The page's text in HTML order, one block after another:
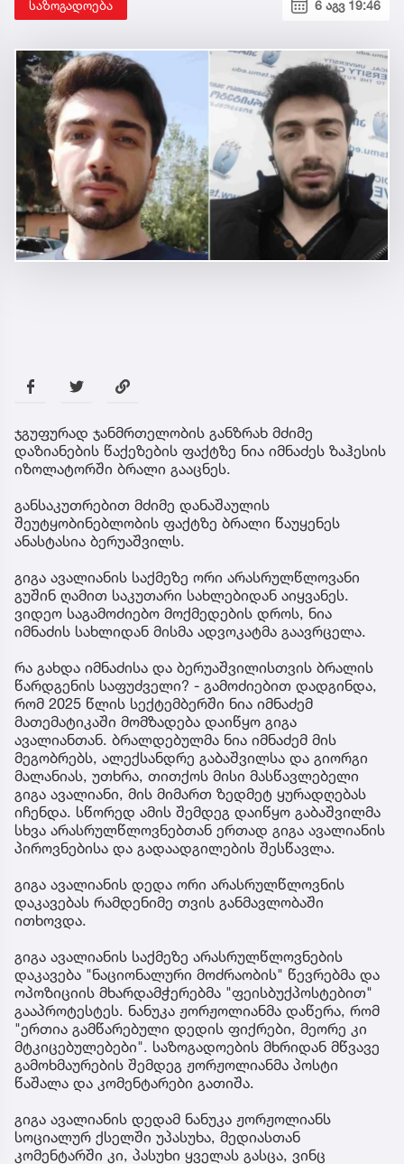
საზოგადოება 6 აგვ 19:46
ჯგუფურად ჯანმრთელობის განზრახ მძიმე
დაზიანების წაქეზების ფაქტზე ნია იმნაძეს ზაჰესის
იზოლატორში ბრალი გააცნეს.
განსაკუთრებით მძიმე დანაშაულის
შეუტყობინებლობის ფაქტზე ბრალი წაუყენეს
ანასტასია ბერუაშვილს.
გიგა ავალიანის საქმეზე ორი არასრულწლოვანი
გუშინ ღამით საკუთარი სახლებიდან აიყვანეს.
ვიდეო საგამოძიებო მოქმედების დროს, ნია
იმნაძის სახლიდან მისმა ადვოკატმა გაავრცელა.
რა გახდა იმნაძისა და ბერუაშვილისთვის ბრალის
წარდგენის საფუძველი? - გამოძიებით დადგინდა,
რომ 2025 წლის სექტემბერში ნია იმნაძემ
მათემატიკაში მომზადება დაიწყო გიგა
ავალიანთან. ბრალდებულმა ნია იმნაძემ მის
მეგობრებს, ალექსანდრე გაბაშვილსა და გიორგი
მალანიას, უთხრა, თითქოს მისი მასწავლებელი
გიგა ავალიანი, მის მიმართ ზედმეტ ყურადღებას
იჩენდა. სწორედ ამის შემდეგ დაიწყო გაბაშვილმა
სხვა არასრულწლოვნებთან ერთად გიგა ავალიანის
პიროვნებისა და გადაადგილების შესწავლა.
გიგა ავალიანის დედა ორი არასრულწლოვნის
დაკავებას რამდენიმე თვის განმავლობაში
ითხოვდა.
გიგა ავალიანის საქმეზე არასრულწლოვნების
დაკავება "ნაციონალური მოძრაობის" წევრებმა და
ოპოზიციის მხარდამჭერებმა "ფეისბუქპოსტებით"
გააპროტესტეს. ნანუკა ჟორჟოლიანმა დაწერა, რომ
"ერთია გამწარებული დედის ფიქრები, მეორე კი
მტკიცებულებები". საზოგადოების მხრიდან მწვავე
გამოხმაურების შემდეგ ჟორჟოლიანმა პოსტი
წაშალა და კომენტარები გათიშა.
გიგა ავალიანის დედამ ნანუკა ჟორჟოლიანს
სოციალურ ქსელში უპასუხა, მედიასთან
კომენტარში კი, პასუხი ყველას გასცა, ვინც